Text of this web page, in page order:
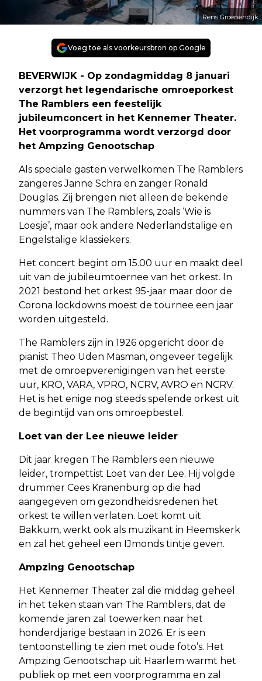
Rens Groenendijk
Voeg toe als voorkeursbron op Google
BEVERWIJK - Op zondagmiddag 8 januari
verzorgt het legendarische omroeporkest
The Ramblers een feestelijk
jubileumconcert in het Kennemer Theater.
Het voorprogramma wordt verzorgd door
het Ampzing Genootschap
Als speciale gasten verwelkomen The Ramblers
zangeres Janne Schra en zanger Ronald
Douglas. Zij brengen niet alleen de bekende
nummers van The Ramblers, zoals ‘Wie is
Loesje’, maar ook andere Nederlandstalige en
Engelstalige klassiekers.
Het concert begint om 15.00 uur en maakt deel
uit van de jubileumtoernee van het orkest. In
2021 bestond het orkest 95-jaar maar door de
Corona lockdowns moest de tournee een jaar
worden uitgesteld.
The Ramblers zijn in 1926 opgericht door de
pianist Theo Uden Masman, ongeveer tegelijk
met de omroepverenigingen van het eerste
uur, KRO, VARA, VPRO, NCRV, AVRO en NCRV.
Het is het enige nog steeds spelende orkest uit
de begintijd van ons omroepbestel.
Loet van der Lee nieuwe leider
Dit jaar kregen The Ramblers een nieuwe
leider, trompettist Loet van der Lee. Hij volgde
drummer Cees Kranenburg op die had
aangegeven om gezondheidsredenen het
orkest te willen verlaten. Loet komt uit
Bakkum, werkt ook als muzikant in Heemskerk
en zal het geheel een IJmonds tintje geven.
Ampzing Genootschap
Het Kennemer Theater zal die middag geheel
in het teken staan van The Ramblers, dat de
komende jaren zal toewerken naar het
honderdjarige bestaan in 2026. Er is een
tentoonstelling te zien met oude foto’s. Het
Ampzing Genootschap uit Haarlem warmt het
publiek op met een voorprogramma en zal